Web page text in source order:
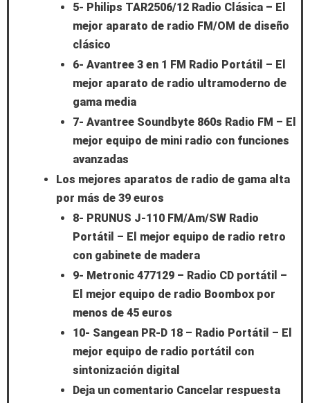
5- Philips TAR2506/12 Radio Clásica – El
mejor aparato de radio FM/OM de diseño
clásico
6- Avantree 3 en 1 FM Radio Portátil – El
mejor aparato de radio ultramoderno de
gama media
7- Avantree Soundbyte 860s Radio FM – El
mejor equipo de mini radio con funciones
avanzadas
Los mejores aparatos de radio de gama alta
por más de 39 euros
8- PRUNUS J-110 FM/Am/SW Radio
Portátil – El mejor equipo de radio retro
con gabinete de madera
9- Metronic 477129 – Radio CD portátil –
El mejor equipo de radio Boombox por
menos de 45 euros
10- Sangean PR-D 18 – Radio Portátil – El
mejor equipo de radio portátil con
sintonización digital
Deja un comentario Cancelar respuesta